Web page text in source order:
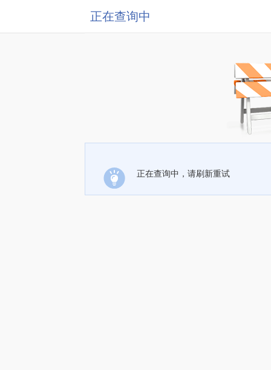
正在查询中
正在查询中，请刷新重试